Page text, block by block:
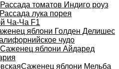
Рассада томатов Индиго роуз
Рассада лука порея
Ча-Ча F1
яблони Голден Делишес
чудо
Саженец яблони Айдаред
Саженец яблони Мельба